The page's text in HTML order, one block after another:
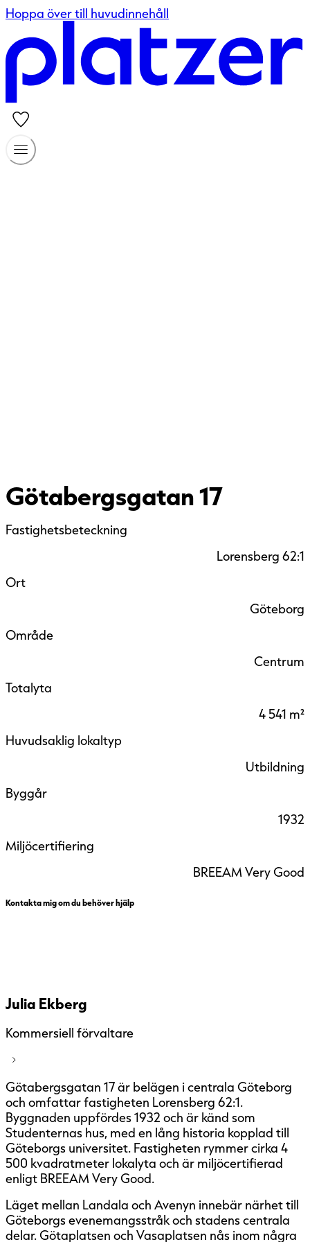
Hoppa över till huvudinnehåll
Götabergsgatan 17
Fastighetsbeteckning
Lorensberg 62:1
Ort
Göteborg
Område
Centrum
Totalyta
4 541 m²
Huvudsaklig lokaltyp
Utbildning
Byggår
1932
Miljöcertifiering
BREEAM Very Good
Kontakta mig om du behöver hjälp
Julia Ekberg
Kommersiell förvaltare
Götabergsgatan 17 är belägen i centrala Göteborg
och omfattar fastigheten Lorensberg 62:1.
Byggnaden uppfördes 1932 och är känd som
Studenternas hus, med en lång historia kopplad till
Göteborgs universitet. Fastigheten rymmer cirka 4
500 kvadratmeter lokalyta och är miljöcertifierad
enligt BREEAM Very Good.
Läget mellan Landala och Avenyn innebär närhet till
Göteborgs evenemangsstråk och stadens centrala
delar. Götaplatsen och Vasaplatsen nås inom några